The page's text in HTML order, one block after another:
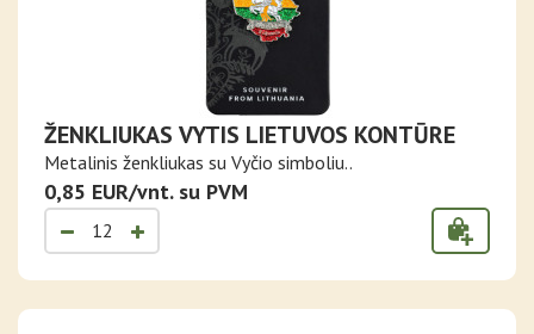
ŽENKLIUKAS VYTIS LIETUVOS KONTŪRE
Metalinis ženkliukas su Vyčio simboliu..
0,85 EUR/vnt. su PVM